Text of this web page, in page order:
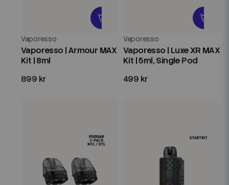
Vaporesso
Vaporesso | Armour MAX
Kit | 8ml
899 kr
Vaporesso
Vaporesso | Luxe XR MAX
Kit | 5ml, Single Pod
499 kr